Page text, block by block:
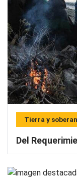
Tierra y
Del